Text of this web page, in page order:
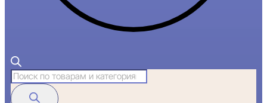
Поиск
товаров